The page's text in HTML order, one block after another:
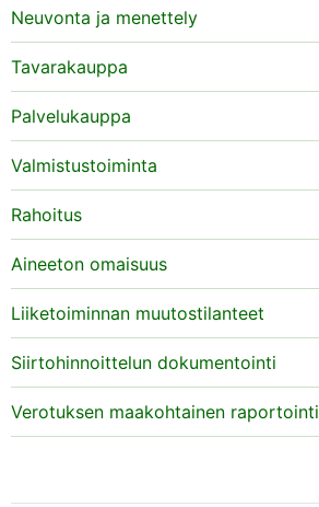
Neuvonta ja menettely
Tavarakauppa
Palvelukauppa
Valmistustoiminta
Rahoitus
Aineeton omaisuus
Liiketoiminnan muutostilanteet
Siirtohinnoittelun dokumentointi
Verotuksen maakohtainen raportointi